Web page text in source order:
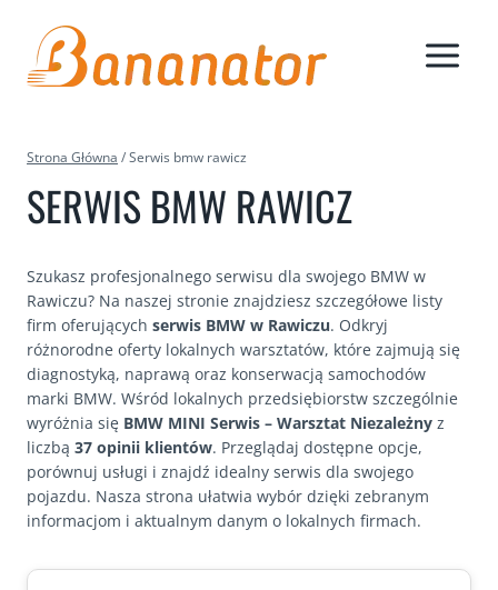
treści
Strona Główna /Serwis bmw rawicz
SERWIS BMW RAWICZ
Szukasz profesjonalnego serwisu dla swojego BMW w
Rawiczu? Na naszej stronie znajdziesz szczegółowe listy
firm oferujących serwis BMW w Rawiczu. Odkryj
różnorodne oferty lokalnych warsztatów, które zajmują się
diagnostyką, naprawą oraz konserwacją samochodów
marki BMW. Wśród lokalnych przedsiębiorstw szczególnie
wyróżnia się BMW MINI Serwis – Warsztat Niezależny z
liczbą 37 opinii klientów. Przeglądaj dostępne opcje,
porównuj usługi i znajdź idealny serwis dla swojego
pojazdu. Nasza strona ułatwia wybór dzięki zebranym
informacjom i aktualnym danym o lokalnych firmach.